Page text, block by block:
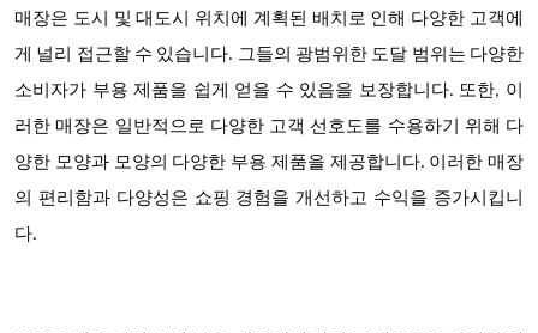
매장은 도시 및 대도시 위치에 계획된 배치로 인해 다양한 고객에
게 널리 접근할 수 있습니다. 그들의 광범위한 도달 범위는 다양한
소비자가 부용 제품을 쉽게 얻을 수 있음을 보장합니다. 또한, 이
러한 매장은 일반적으로 다양한 고객 선호도를 수용하기 위해 다
양한 모양과 모양의 다양한 부용 제품을 제공합니다. 이러한 매장
의 편리함과 다양성은 쇼핑 경험을 개선하고 수익을 증가시킵니
다.